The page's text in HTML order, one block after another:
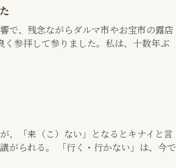
で、残念ながらダルマ市やお宝市の露店
参拝して参りました。私は、十数年ぶ
、「来（こ）ない」となるとキナイと言
がられる。 「行く・行かない」は、今で